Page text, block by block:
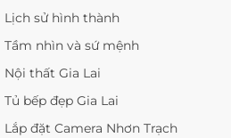
Lịch sử hình thành
Tầm nhìn và sứ mệnh
Nội thất Gia Lai
Tủ bếp đẹp Gia Lai
Lắp đặt Camera Nhơn Trạch